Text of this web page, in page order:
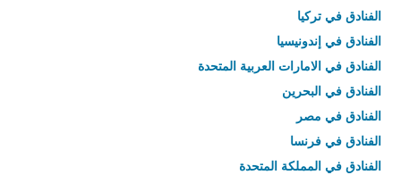
الفنادق في تركيا
الفنادق في إندونيسيا
الفنادق في الامارات العربية المتحدة
الفنادق في البحرين
الفنادق في مصر
الفنادق في فرنسا
الفنادق في المملكة المتحدة